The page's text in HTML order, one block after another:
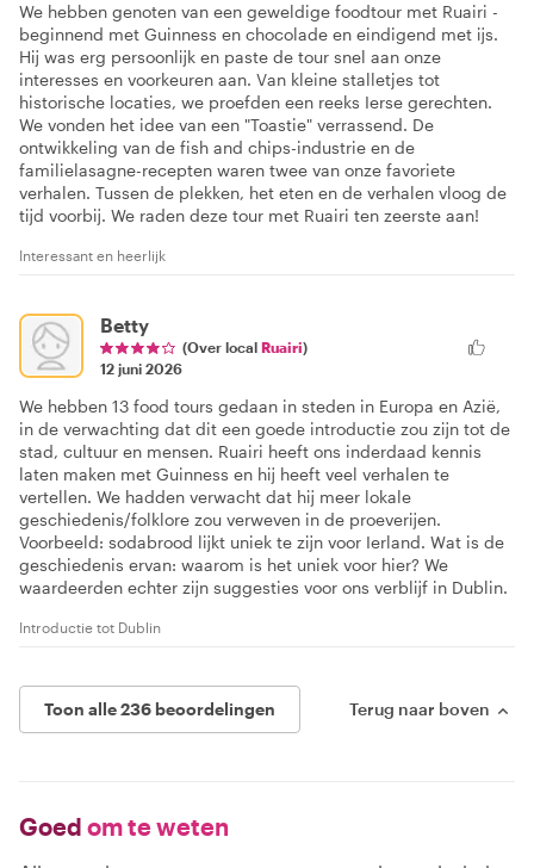
We hebben genoten van een geweldige foodtour met Ruairi -
beginnend met Guinness en chocolade en eindigend met ijs.
Hij was erg persoonlijk en paste de tour snel aan onze
interesses en voorkeuren aan. Van kleine stalletjes tot
historische locaties, we proefden een reeks Ierse gerechten.
We vonden het idee van een "Toastie" verrassend. De
ontwikkeling van de fish and chips-industrie en de
familielasagne-recepten waren twee van onze favoriete
verhalen. Tussen de plekken, het eten en de verhalen vloog de
tijd voorbij. We raden deze tour met Ruairi ten zeerste aan!
Interessant en heerlijk
Betty
(Over local Ruairi)
12 juni 2026
We hebben 13 food tours gedaan in steden in Europa en Azië,
in de verwachting dat dit een goede introductie zou zijn tot de
stad, cultuur en mensen. Ruairi heeft ons inderdaad kennis
laten maken met Guinness en hij heeft veel verhalen te
vertellen. We hadden verwacht dat hij meer lokale
geschiedenis/folklore zou verweven in de proeverijen.
Voorbeeld: sodabrood lijkt uniek te zijn voor Ierland. Wat is de
geschiedenis ervan: waarom is het uniek voor hier? We
waardeerden echter zijn suggesties voor ons verblijf in Dublin.
Introductie tot Dublin
Toon alle 236 beoordelingen Terug naar boven
Goed om te weten